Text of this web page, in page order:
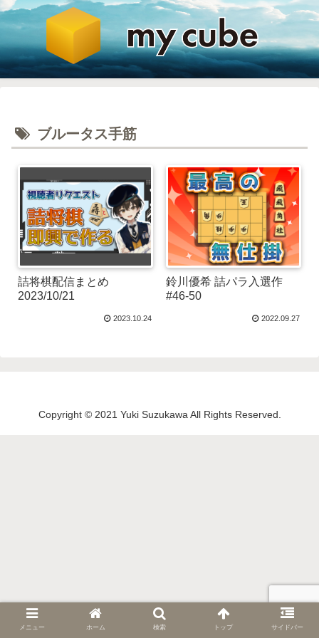
ブルータス手筋
詰将棋配信まとめ
2023/10/21
2023.10.24
鈴川優希 詰パラ入選作
#46-50
2022.09.27
Copyright © 2021 Yuki Suzukawa All Rights Reserved.
メニュー ホーム 検索 トップ サイドバー